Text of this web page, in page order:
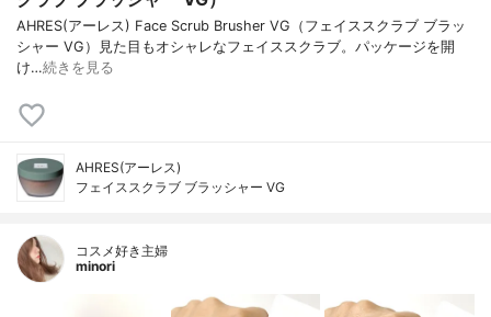
AHRES(アーレス) Face Scrub Brusher VG（フェイススクラブ ブラッ
シャー VG）見た目もオシャレなフェイススクラブ。パッケージを開
け…続きを見る
AHRES(アーレス)
フェイススクラブ ブラッシャー VG
コスメ好き主婦
minori